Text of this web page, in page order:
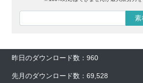
素
昨日のダウンロード数：960
先月のダウンロード数：69,528